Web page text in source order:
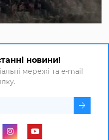
новини!
мережі та e-mail